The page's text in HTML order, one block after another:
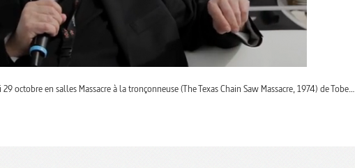
octobre en salles Massacre à la tronçonneuse (The Texas Chain Saw Massacre, 1974) de Tobe…